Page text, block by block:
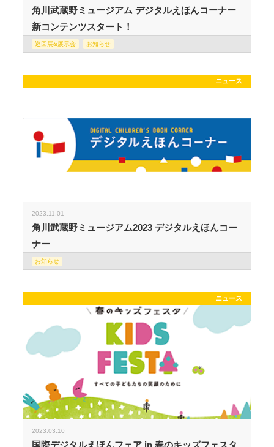
角川武蔵野ミュージアム デジタルえほんコーナー
新コンテンツスタート！
巡回展&展示会 お知らせ
ニュース
2023.11.01
角川武蔵野ミュージアム2023 デジタルえほんコー
ナー
お知らせ
ニュース
2023.03.10
国際デジタルえほんフェア in 春のキッズフェスタ